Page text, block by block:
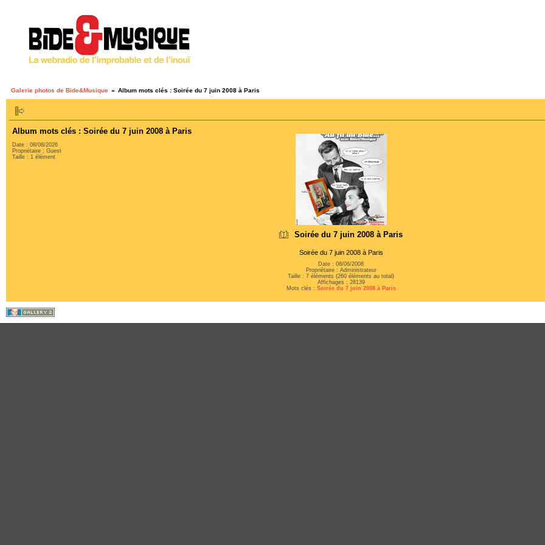
Galerie photos de Bide&Musique » Album mots clés : Soirée du 7 juin 2008 à Paris
Album mots clés : Soirée du 7 juin 2008 à Paris
Date : 08/08/2026
Propriétaire : Guest
Taille : 1 élément
Soirée du 7 juin 2008 à Paris
Soirée du 7 juin 2008 à Paris
Date : 08/06/2008
Propriétaire : Administrateur
Taille : 7 éléments (260 éléments au total)
Affichages : 28139
Mots clés : Soirée du 7 juin 2008 à Paris